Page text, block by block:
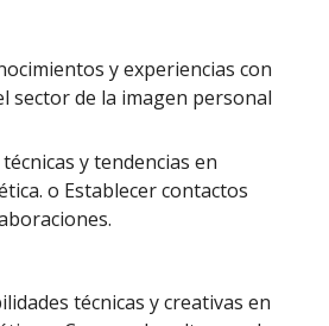
y experiencias con
sector de la imagen personal
y tendencias en
o Establecer contactos
técnicas y creativas en